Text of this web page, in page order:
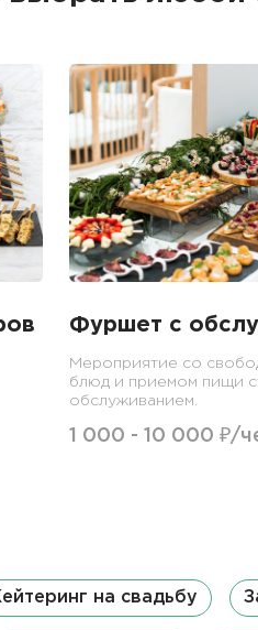
Фуршет с
Мероприятие со
блюд и приемом пищи
обслуживанием.
1 000 - 10 000 ₽/
на свадьбу